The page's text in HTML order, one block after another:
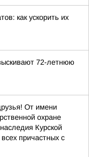
как ускорить их
72-летнюю
От имени
охране
Курской
причастных с